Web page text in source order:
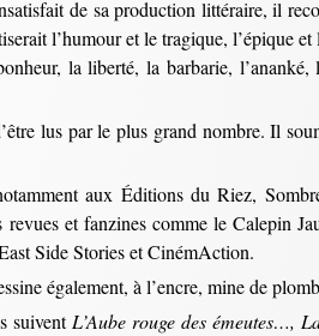
de sa production littéraire, il
l’humour et le tragique, l’épique
la liberté, la barbarie, l’ananké,
lus par le plus grand nombre. Il
aux Éditions du Riez,
et fanzines comme le Calepin
Side Stories et CinémAction.
également, à l’encre, mine de
suivent L’Aube rouge des émeutes…,